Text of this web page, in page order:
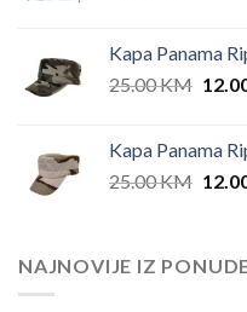
Kapa Panama
25.00KM
Kapa Panama
25.00KM
NAJNOVIJE IZ